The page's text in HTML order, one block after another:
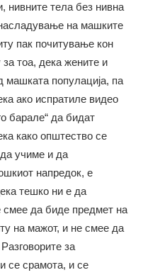
нивните тела без нивна
на машките
пак почитување кон
тоа, дека жените и
машката популација, па
ако испратиле видео
барале“ да бидат
како општество се
учиме и да
напредок, е
тешко ни е да
смее да биде предмет на
на мажот, и не смее да
за
се срамота, и се